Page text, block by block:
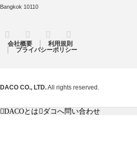
Bangkok 10110
Twitter FacebookInstagram
会社概要
利用規則
プライバシーポリシー
DACO CO., LTD.All rights reserved.
DACOとは ダコへ問い合わせ